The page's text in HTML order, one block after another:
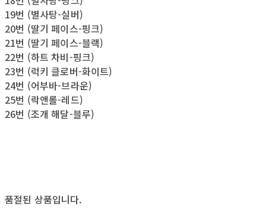
19번 (별사탕-실버)
20번 (딸기 페이스-핑크)
21번 (딸기 페이스-블랙)
22번 (하트 차비-핑크)
23번 (럭키 클로버-화이트)
24번 (어부바-브라운)
25번 (락앤롤-레드)
26번 (조개 해달-블루)
품절된 상품입니다.